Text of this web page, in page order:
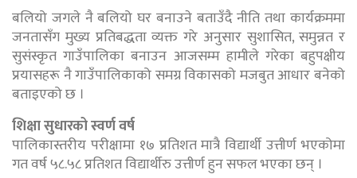
बलियो जगले नै बलियो घर बनाउने बताउँदै नीति तथा कार्यक्रममा
जनतासँग मुख्य प्रतिबद्धता व्यक्त गरे अनुसार सुशासित, समुन्नत र
सुसंस्कृत गाउँपालिका बनाउन आजसम्म हामीले गरेका बहुपक्षीय
प्रयासहरू नै गाउँपालिकाको समग्र विकासको मजबुत आधार बनेको
बताइएको छ ।
शिक्षा सुधारको स्वर्ण वर्ष
पालिकास्तरीय परीक्षामा १७ प्रतिशत मात्रै विद्यार्थी उत्तीर्ण भएकोमा
गत वर्ष ५८.५८ प्रतिशत विद्यार्थीरु उत्तीर्ण हुन सफल भएका छन् ।